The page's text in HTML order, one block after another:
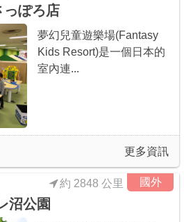
っぽろ店
夢幻兒童遊樂場(Fantasy
Kids Resort)是一個日本的
室內連...
更多資訊
國外
約 2848 公里
沼公園